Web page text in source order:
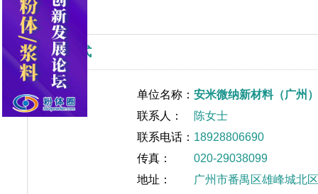
联系方式
单位名称： 安米微纳新材料（广州）
联系人：
陈女士
联系电话： 18928806690
传真：
020-29038099
地址：
广州市番禺区雄峰城北